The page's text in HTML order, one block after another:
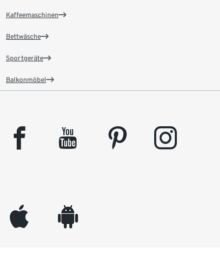
Kaffeemaschinen
Bettwäsche
Sportgeräte
Balkonmöbel
facebook youtube pinterest instagram
appleinc android